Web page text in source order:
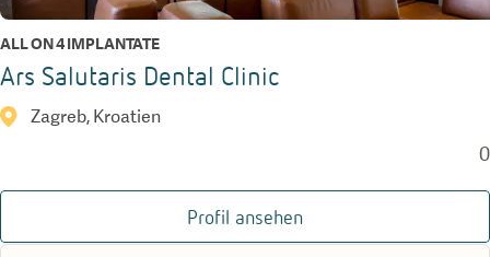
ALL ON 4 IMPLANTATE
Ars Salutaris Dental Clinic
Zagreb, Kroatien
0
Profil ansehen